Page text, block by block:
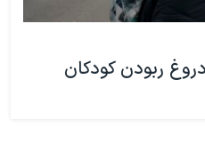
ربودن کودکان